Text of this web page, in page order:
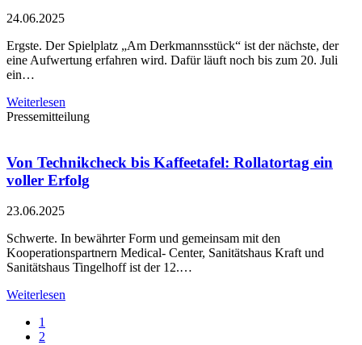
24.06.2025
Ergste. Der Spielplatz „Am Derkmannsstück“ ist der nächste, der
eine Aufwertung erfahren wird. Dafür läuft noch bis zum 20. Juli
ein…
Weiterlesen
Pressemitteilung
Von Technikcheck bis Kaffeetafel: Rollatortag ein
voller Erfolg
23.06.2025
Schwerte. In bewährter Form und gemeinsam mit den
Kooperationspartnern Medical- Center, Sanitätshaus Kraft und
Sanitätshaus Tingelhoff ist der 12.…
Weiterlesen
1
2